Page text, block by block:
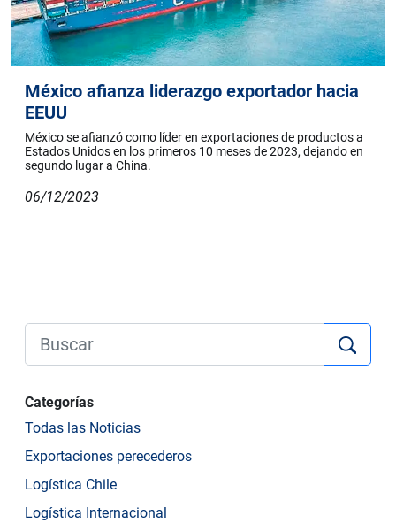
México afianza liderazgo exportador hacia
EEUU
México se afianzó como líder en exportaciones de productos a
Estados Unidos en los primeros 10 meses de 2023, dejando en
segundo lugar a China.
06/12/2023
Categorías
Todas las Noticias
Exportaciones perecederos
Logística Chile
Logística Internacional